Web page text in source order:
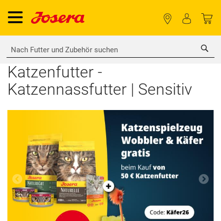
Katzenfutter -
Katzennassfutter | Sensitiv